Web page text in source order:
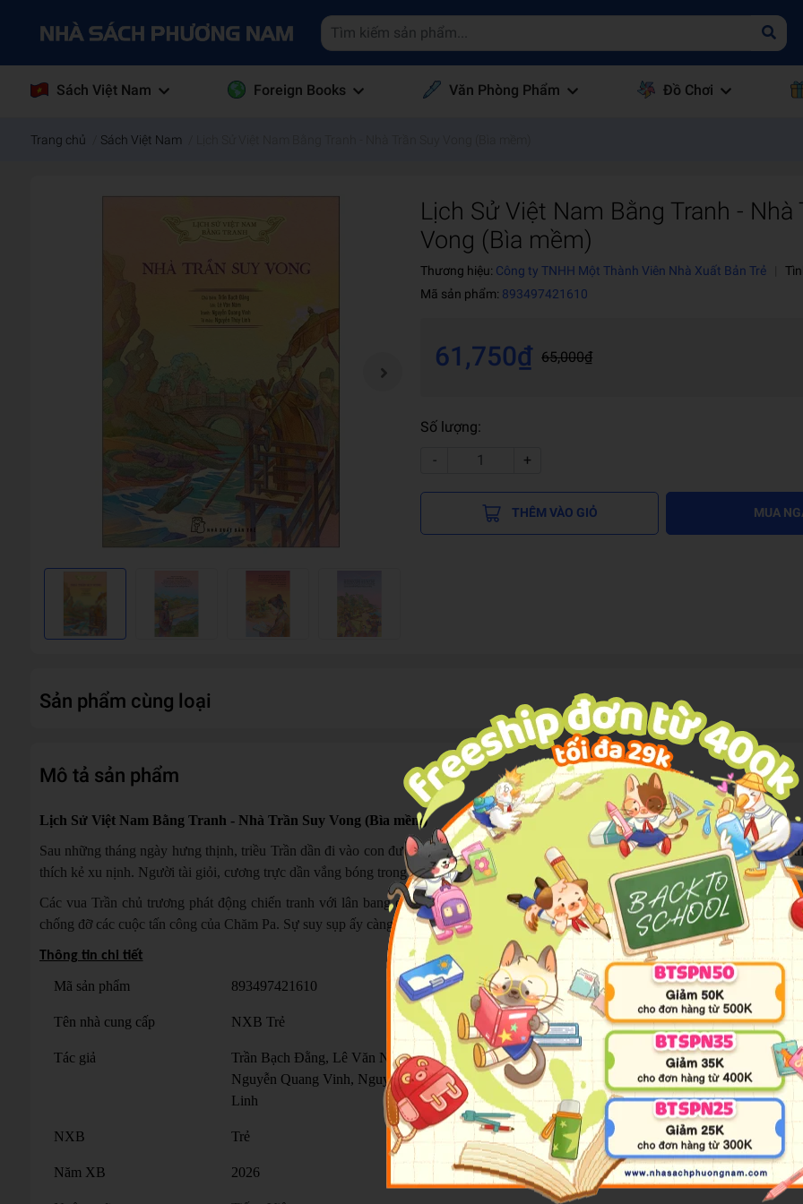
Sách Việt Nam Foreign Books Văn Phòng Phẩm Đồ Chơi
Trang chủ Sách Việt Nam
Lịch Sử Việt Nam Bằng Tranh - Nhà
Vong (Bìa mềm)
Thương hiệu: Công ty TNHH Một Thành Viên Nhà Xuất Bản Trẻ
Mã sản phẩm: 893497421610
61,750₫ 65,000₫
Số lượng:
-
+
THÊM VÀO GIỎ MUA
Sản phẩm cùng loại
Mô tả sản phẩm
Lịch Sử Việt Nam Bằng Tranh - Nhà Trần Suy Vong (Bìa mềm)
Sau những tháng ngày hưng thịnh, triều Trần dần đi vào con đường suy vong. Tầng lớp quý tộc lợi dụng quyền thế chiếm đoạt đất
thích kẻ xu nịnh. Người tài giỏi, cương trực dần vắng bóng trong triều. Cuộc sống của dân chúng trở nên lầm than, cơ cực.
Các vua Trần chủ trương phát động chiến tranh với lân bang để củng cố nền thống trị trong nước và đề cao uy thế với nước
chống đỡ các cuộc tấn công của Chăm Pa. Sự suy sụp ấy càng diễn ra nhanh chóng hơn bởi tranh chấp ngay trong triều đình nhà Trần.
Thông tin chi tiết
Mã sản phẩm 893497421610
Tên nhà cung cấp NXB Trẻ
Tác giả
Trần Bạch Đằng, Lê Văn Năm,
Nguyễn Quang Vinh, Nguyễn Thùy
Linh
NXB Trẻ
Năm XB 2026